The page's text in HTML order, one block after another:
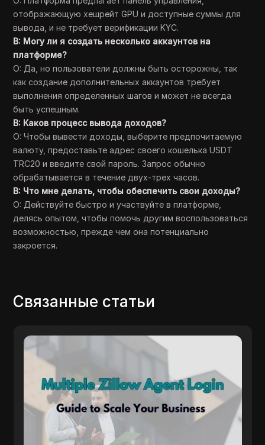
отображающую хешрейт GPU и доступные суммы для
вывода, и не требует верификации KYC.
В: Могу ли я создать несколько аккаунтов на
платформе?
О: Да, но пользователи должны быть осторожны, так
как создание дополнительных аккаунтов требует
выполнения определенных шагов и может не всегда
быть успешным.
В: Каков процесс вывода доходов?
О: Чтобы вывести доходы, выберите предпочитаемую
валюту, предоставьте адрес своего кошелька USDT
TRC20 и введите свой пароль. Запрос обычно
обрабатывается в течение двух-трех часов.
В: Что мне делать, чтобы обеспечить свои доходы?
О: Действуйте быстро и участвуйте в платформе,
делясь опытом, чтобы помочь другим воспользоваться
возможностью, прежде чем она потенциально
закроется.
Связанные статьи